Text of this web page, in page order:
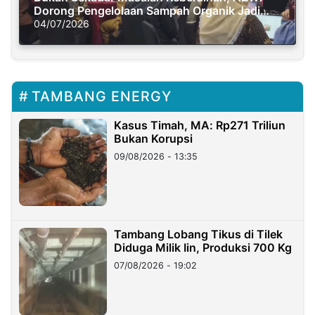
Dorong Pengelolaan Sampah Organik Jadi
Solusi Krisis Iklim
04/07/2026
TAMBANG ENERGY
Kasus Timah, MA: Rp271 Triliun
Bukan Korupsi
09/08/2026 - 13:35
Tambang Lobang Tikus di Tilek
Diduga Milik Iin, Produksi 700 Kg
07/08/2026 - 19:02